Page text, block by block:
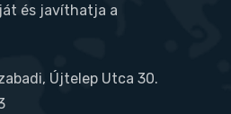
és javíthatja a
Újtelep Utca 30.